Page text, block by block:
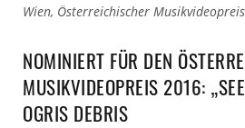
zu
Kategorien
Links
den
Tags
Wien, Österreichischer
NOMINIERT FÜR DEN
MUSIKVIDEOPREIS 2016:
OGRIS DEBRIS